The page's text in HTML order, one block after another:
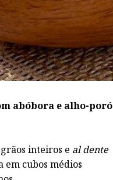
abóbora e alho-poró
inteiros e al dente
em cubos médios